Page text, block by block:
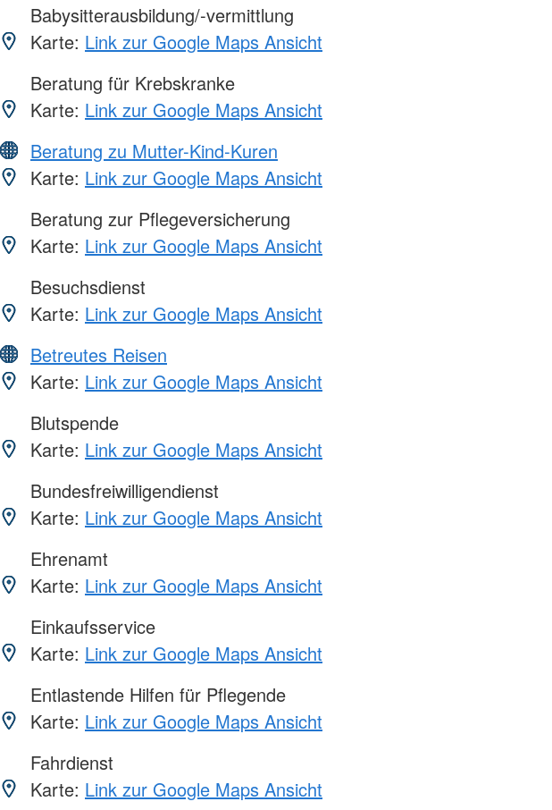
Babysitterausbildung/-vermittlung
Karte: Link zur Google Maps Ansicht
Beratung für Krebskranke
Karte: Link zur Google Maps Ansicht
Beratung zu Mutter-Kind-Kuren
Karte: Link zur Google Maps Ansicht
Beratung zur Pflegeversicherung
Karte: Link zur Google Maps Ansicht
Besuchsdienst
Karte: Link zur Google Maps Ansicht
Betreutes Reisen
Karte: Link zur Google Maps Ansicht
Blutspende
Karte: Link zur Google Maps Ansicht
Bundesfreiwilligendienst
Karte: Link zur Google Maps Ansicht
Ehrenamt
Karte: Link zur Google Maps Ansicht
Einkaufsservice
Karte: Link zur Google Maps Ansicht
Entlastende Hilfen für Pflegende
Karte: Link zur Google Maps Ansicht
Fahrdienst
Karte: Link zur Google Maps Ansicht